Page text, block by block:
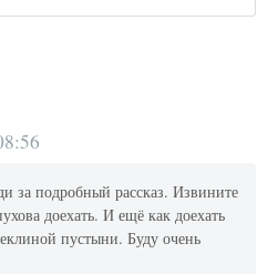
за подробный рассказ. Извините
доехать. И ещё как доехать
пустыни. Буду очень